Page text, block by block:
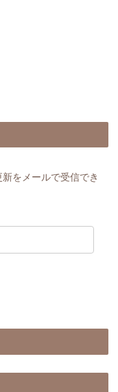
をメールで受信でき